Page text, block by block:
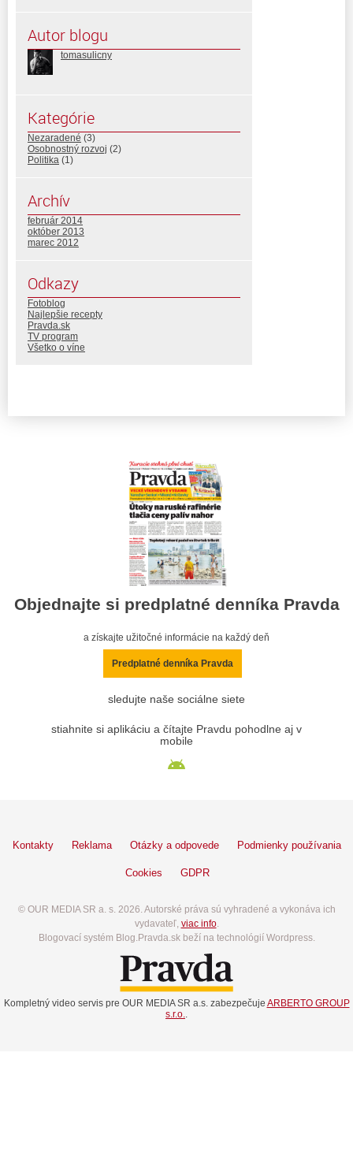
Autor blogu
tomasulicny
Kategórie
Nezaradené (3)
Osobnostný rozvoj (2)
Politika (1)
Archív
február 2014
október 2013
marec 2012
Odkazy
Fotoblog
Najlepšie recepty
Pravda.sk
TV program
Všetko o víne
Objednajte si predplatné denníka Pravda
a získajte užitočné informácie na každý deň
Predplatné denníka Pravda
sledujte naše sociálne siete
stiahnite si aplikáciu a čítajte Pravdu pohodlne aj v
mobile
Kontakty Reklama Otázky a odpovede Podmienky používania
Cookies GDPR
© OUR MEDIA SR a. s. 2026. Autorské práva sú vyhradené a vykonáva ich
vydavateľ, viac info.
Blogovací systém Blog.Pravda.sk beží na technológií Wordpress.
Kompletný video servis pre OUR MEDIA SR a.s. zabezpečuje ARBERTO GROUP
s.r.o.